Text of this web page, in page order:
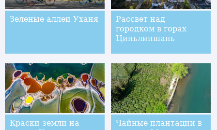
Зеленые аллеи Уханя
Рассвет над
городком в горах
Циньлиншань
Краски земли на
Чайные плантации в